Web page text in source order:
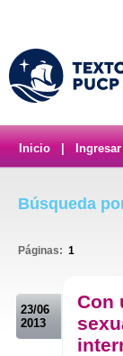
Inicio Ingresar
Búsqueda
Páginas: 1
23/06
2013
Con